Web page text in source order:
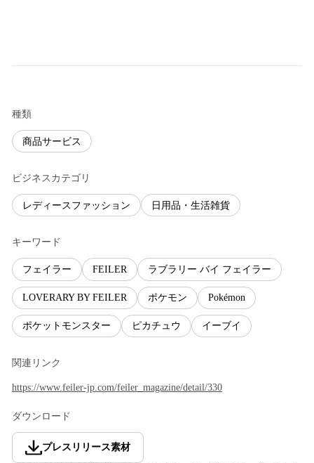
種類
商品サービス
ビジネスカテゴリ
レディースファッション 日用品・生活雑貨
キーワード
フェイラー FEILER ラブラリー バイ フェイラー
LOVERARY BY FEILER ポケモン Pokémon
ポケットモンスター ピカチュウ イーブイ
関連リンク
https://www.feiler-jp.com/feiler_magazine/detail/330
ダウンロード
プレスリリース素材